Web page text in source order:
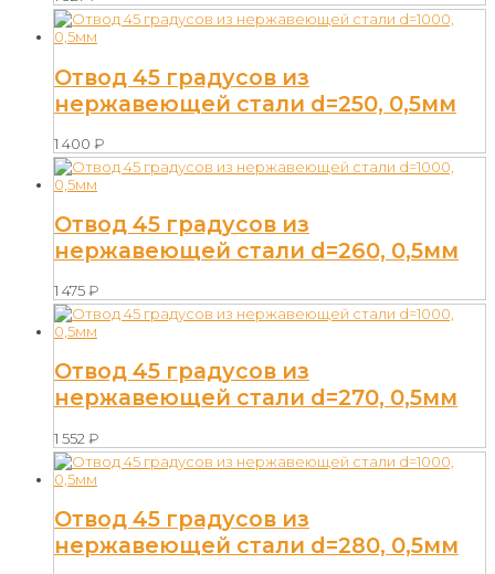
Отвод 45 градусов из
нержавеющей стали d=250, 0,5мм
1 400 ₽
Отвод 45 градусов из
нержавеющей стали d=260, 0,5мм
1 475₽
Отвод 45 градусов из
нержавеющей стали d=270, 0,5мм
1 552 ₽
Отвод 45 градусов из
нержавеющей стали d=280, 0,5мм